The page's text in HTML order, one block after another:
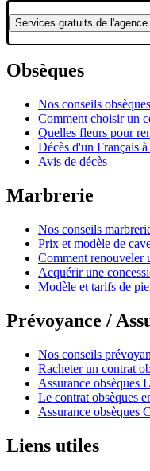
Services gratuits de l'agence
Obsèques
Nos conseils obsèques
Comment choisir un
Quelles fleurs pour
Décès d'un Français
Avis de décès
Marbrerie
Nos conseils
Prix et modèle de
Comment renouveler
Acquérir une
Modèle et tarifs de
Prévoyance /
Nos conseils
Racheter un contrat
Assurance obsèques
Le contrat obsèques
Assurance obsèques
Liens utiles